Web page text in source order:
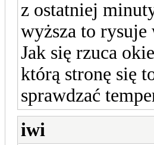
z ostatniej
wyższa to rysuje
Jak się rzuca
którą stronę się
sprawdzać
iwi